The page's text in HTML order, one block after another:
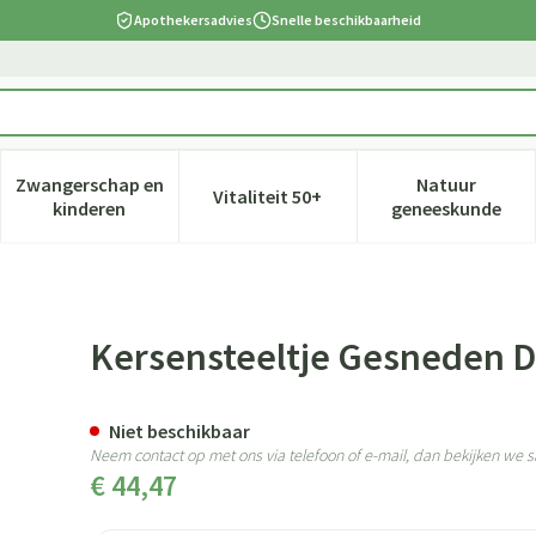
Apothekersadvies Snelle beschikbaarheid
verzorging en hygiëne categorie
voor Dieet, voeding en vitamines categorie
Zwangerschap en
kinderenToon submenu voor Zwangerschap en kinderen
Vitaliteit 50+Toon submenu voor Vitaliteit
Natuur
geneeskunde
Toon
Fag
Kersensteeltje Gesneden
€ 44,47
Niet beschikbaar
Neem contact op met ons via telefoon of e-mail, dan bekijken we